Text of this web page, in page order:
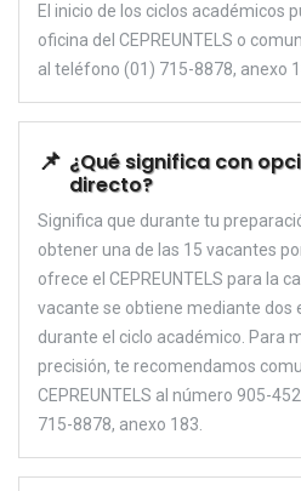
El inicio de los ciclos académicos
oficina del CEPREUNTELS o
al teléfono (01) 715-8878, anexo
¿Qué significa con
directo?
Significa que durante tu
obtener una de las 15 vacantes
ofrece el CEPREUNTELS para la
vacante se obtiene mediante dos
durante el ciclo académico. Para
precisión, te recomendamos
CEPREUNTELS al número 905-
715-8878, anexo 183.